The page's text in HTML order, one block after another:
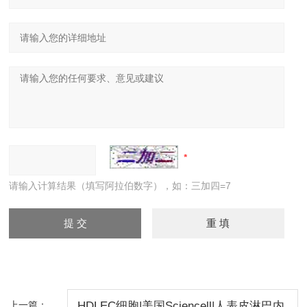
请输入计算结果（填写阿拉伯数字），如：三加四=7